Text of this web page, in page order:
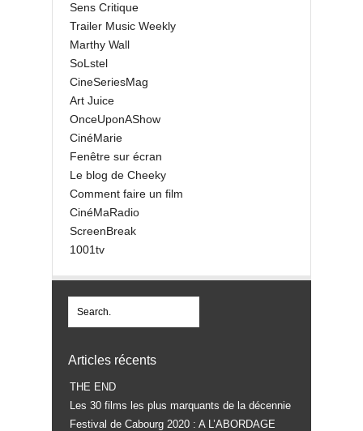
Sens Critique
Trailer Music Weekly
Marthy Wall
SoLstel
CineSeriesMag
Art Juice
OnceUponAShow
CinéMarie
Fenêtre sur écran
Le blog de Cheeky
Comment faire un film
CinéMaRadio
ScreenBreak
1001tv
Articles récents
THE END
Les 30 films les plus marquants de la décennie
Festival de Cabourg 2020 : A L’ABORDAGE